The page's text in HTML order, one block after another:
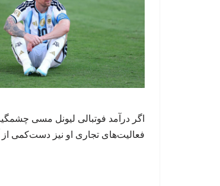
اگر درآمد فوتبالی لیونل مسی
فعالیت‌های تجاری او نیز دست‌کمی از